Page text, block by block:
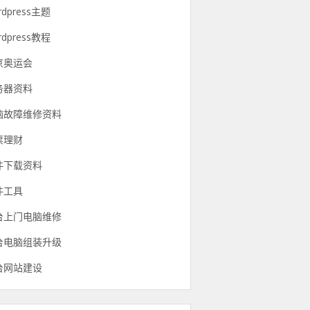
主题
教程
奥运会
器资料
故障维修资料
理财
下载资料
工具
上门电脑维修
电脑组装升级
网站建设